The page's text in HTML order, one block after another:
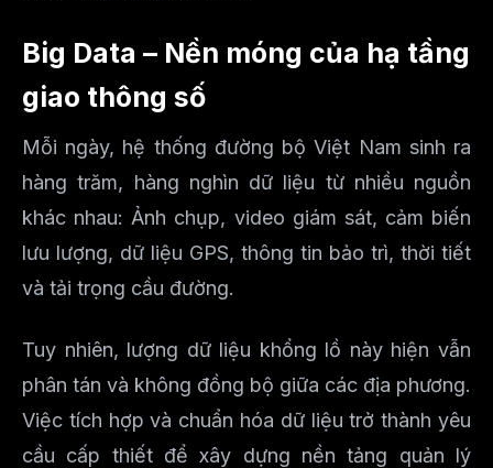
Big Data – Nền móng của hạ tầng
giao thông số
Mỗi ngày, hệ thống đường bộ Việt Nam sinh ra
hàng trăm, hàng nghìn dữ liệu từ nhiều nguồn
khác nhau: Ảnh chụp, video giám sát, cảm biến
lưu lượng, dữ liệu GPS, thông tin bảo trì, thời tiết
và tải trọng cầu đường.
Tuy nhiên, lượng dữ liệu khổng lồ này hiện vẫn
phân tán và không đồng bộ giữa các địa phương.
Việc tích hợp và chuẩn hóa dữ liệu trở thành yêu
cầu cấp thiết để xây dựng nền tảng quản lý